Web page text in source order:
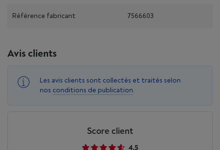
Référence fabricant 7566603
Avis clients
Les avis clients sont collectés et traités selon
nos conditions de publication.
Score client
4,5